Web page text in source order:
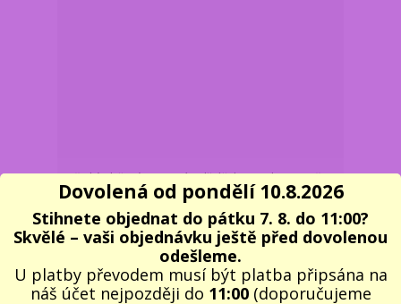
Dětský plyšový cestovní polštářek s maskou na oči –
pejsek mops
359 Kč/ks
297 Kčbez DPH Skladem 7 ks
Do košíku
Dovolená od pondělí 10.8.2026
Stihnete objednat do pátku 7. 8. do 11:00?
Skvělé – vaši objednávku ještě před dovolenou
odešleme.
U platby převodem musí být platba připsána na
náš účet nejpozději do 11:00(doporučujeme